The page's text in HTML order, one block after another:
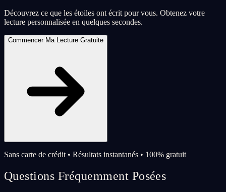
Découvrez ce que les étoiles ont écrit pour vous. Obtenez votre
lecture personnalisée en quelques secondes.
Commencer Ma Lecture Gratuite
Sans carte de crédit • Résultats instantanés • 100% gratuit
Questions Fréquemment Posées